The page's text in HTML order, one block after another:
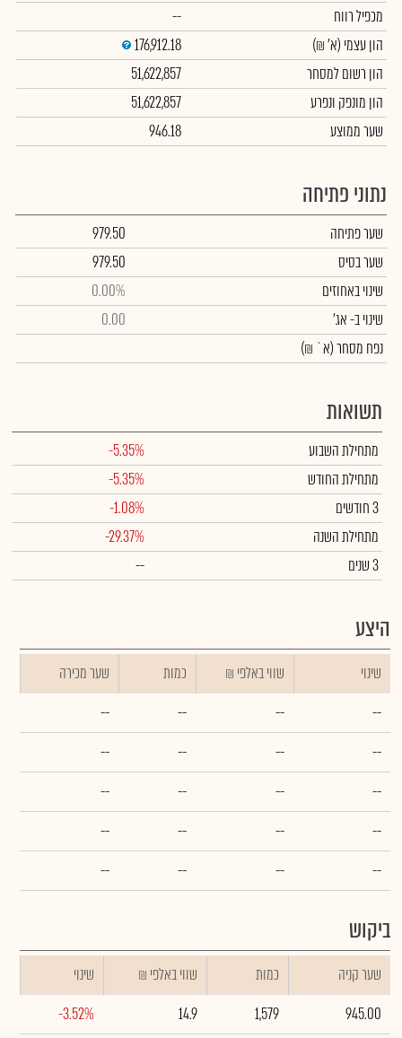
מכפיל רווח
--
הון עצמי (א' ₪)
176,912.18
הון רשום למסחר
51,622,857
הון מונפק ונפרע
51,622,857
שער ממוצע
946.18
נתוני פתיחה
שער פתיחה
979.50
שער בסיס
979.50
שינוי באחוזים
0.00%
שינויב- אג'
0.00
נפח מסחר(א` ₪)
תשואות
מתחילת השבוע
-5.35%
מתחילת החודש
-5.35%
3 חודשים
-1.08%
מתחילת השנה
-29.37%
3 שנים
--
היצע
שינוי ₪ שווי באלפי כמות
שער מכירה
--
--
--
--
--
--
--
--
--
--
--
--
--
--
--
--
--
--
--
--
ביקוש
שער קניה כמות ₪ שווי באלפי
שינוי
945.00
1,579
14.9
-3.52%